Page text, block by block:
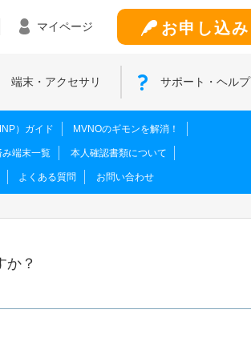
マイページ お申し込み
端末・アクセサリ サポート・ヘルプ
）ガイド MVNOのギモンを解消！
端末一覧 本人確認書類について
よくある質問 お問い合わせ
か？